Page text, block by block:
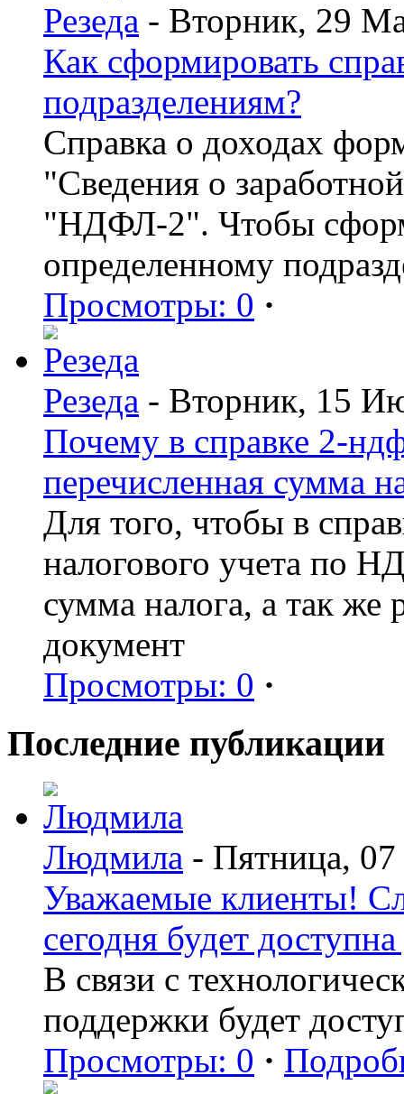
Резеда - Вторник, 29
Как сформировать
подразделениям?
Справка о доходах
"Сведения о
"НДФЛ-2". Чтобы
определенному
Просмотры: 0 ·
Резеда - Вторник, 15
Почему в справке 2-
перечисленная сумма
Для того, чтобы в
налогового учета по
сумма налога, а так же
документ
Просмотры: 0 ·
Последние публикации
Людмила - Пятница, 07
Уважаемые клиенты!
сегодня будет
В связи с
поддержки будет
Просмотры: 0 ·